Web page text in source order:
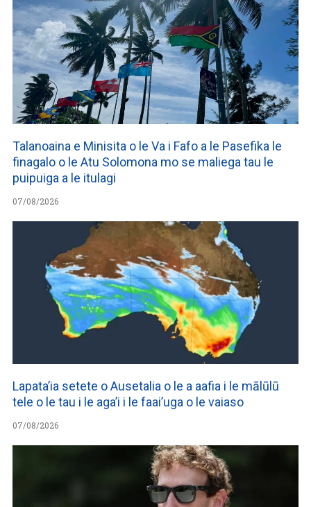
Talanoaina e Minisita o le Va i Fafo a le Pasefika le
finagalo o le Atu Solomona mo se maliega tau le
puipuiga a le itulagi
07/08/2026
Lapata’ia setete o Ausetalia o le a aafia i le mālūlū
tele o le tau i le aga’i i le faai’uga o le vaiaso
07/08/2026